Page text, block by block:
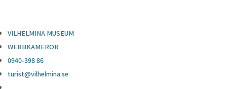
VILHELMINA MUSEUM
WEBBKAMEROR
0940-398 86
turist@vilhelmina.se